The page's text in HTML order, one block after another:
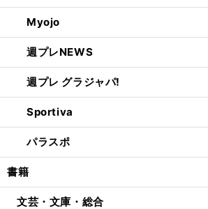
Myojo
週プレNEWS
週プレ グラジャパ!
Sportiva
パラスポ
書籍
文芸・文庫・総合